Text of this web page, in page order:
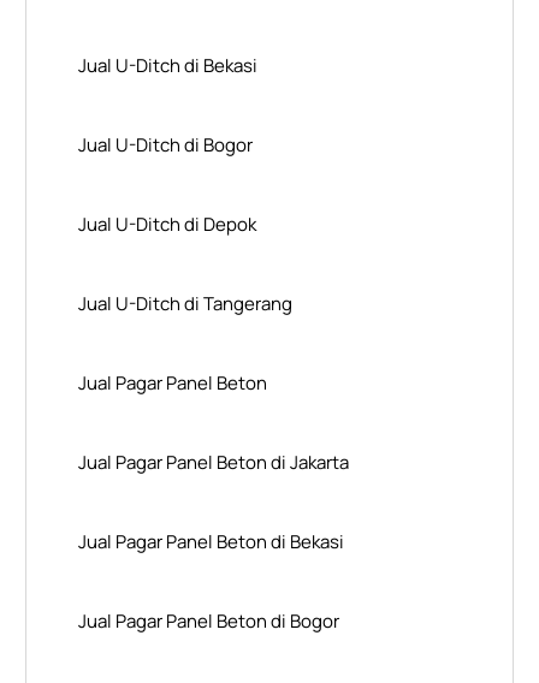
Jual U-Ditch di Bekasi
Jual U-Ditch di Bogor
Jual U-Ditch di Depok
Jual U-Ditch di Tangerang
Jual Pagar Panel Beton
Jual Pagar Panel Beton di Jakarta
Jual Pagar Panel Beton di Bekasi
Jual Pagar Panel Beton di Bogor